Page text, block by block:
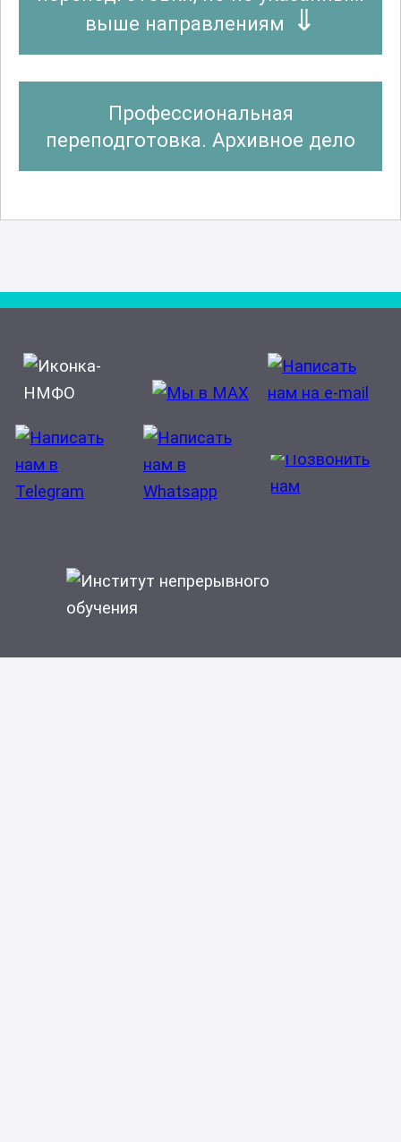
выше направлениям
Профессиональная
переподготовка. Архивное дело